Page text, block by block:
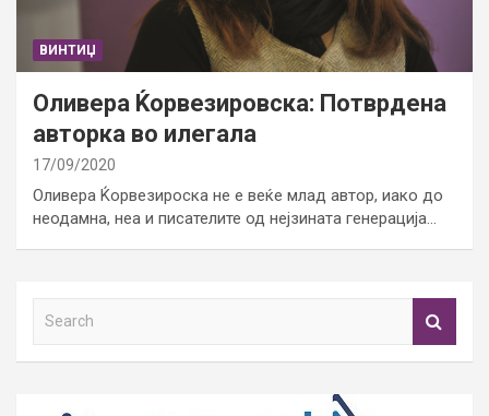
ВИНТИЏ
Оливера Ќорвезировска: Потврдена
авторка во илегала
17/09/2020
Оливера Ќорвезироска не е веќе млад автор, иако до
неодамна, неа и писателите од нејзината генерација…